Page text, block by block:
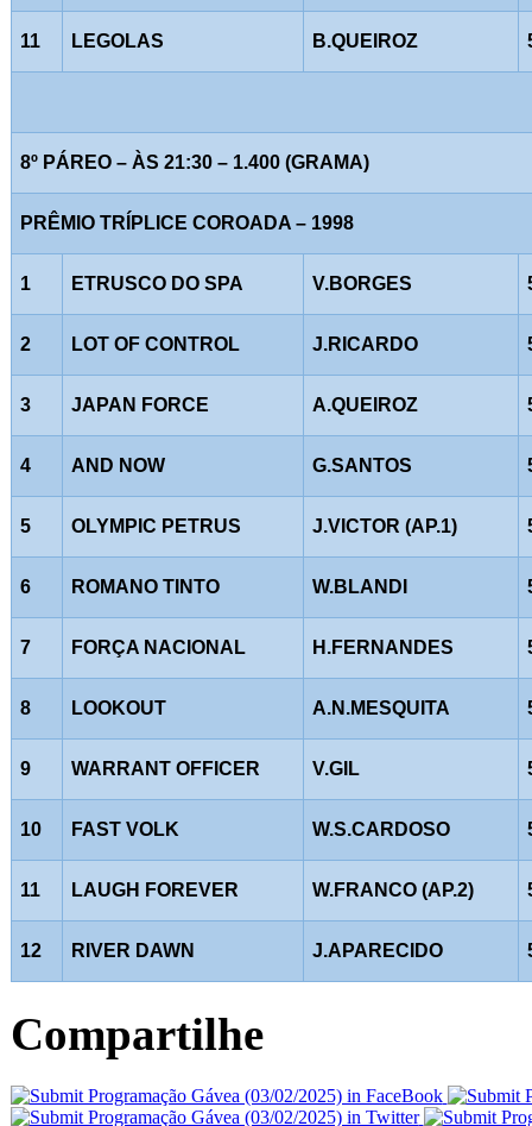
11 LEGOLAS B.QUEIROZ
8º PÁREO – ÀS 21:30 – 1.400 (GRAMA)
PRÊMIO TRÍPLICE COROADA – 1998
1 ETRUSCO DO SPA V.BORGES
2 LOT OF CONTROL J.RICARDO
3 JAPAN FORCE A.QUEIROZ
4 AND NOW G.SANTOS
5 OLYMPIC PETRUS J.VICTOR (AP.1)
6 ROMANO TINTO W.BLANDI
7 FORÇA NACIONAL H.FERNANDES
8 LOOKOUT A.N.MESQUITA
9 WARRANT OFFICER V.GIL
10 FAST VOLK W.S.CARDOSO
11 LAUGH FOREVER W.FRANCO (AP.2)
12 RIVER DAWN J.APARECIDO
Compartilhe